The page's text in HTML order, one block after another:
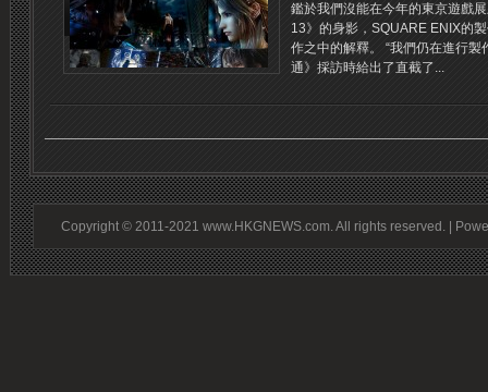
鑑於我們沒能在今年的東京遊戲
13》的身影，SQUARE ENIX的
作之中的解釋。 “我們仍在進行製
通》採訪時給出了直截了...
Copyright © 2011-2021 www.HKGNEWS.com. All rights reserved. |